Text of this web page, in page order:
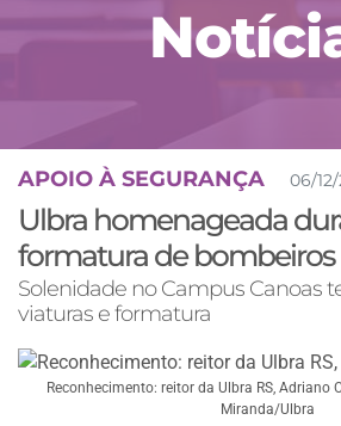
APOIO À SEGURANÇA 06/12/
Ulbra homenageada
formatura de bombeiros
Solenidade no Campus Canoas
viaturas e formatura
Reconhecimento: reitor da Ulbra RS, Adriano
Miranda/Ulbra